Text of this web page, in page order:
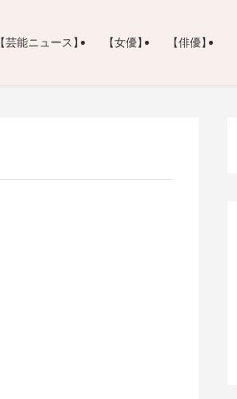
【芸能ニュース】 【女優】 【俳優】